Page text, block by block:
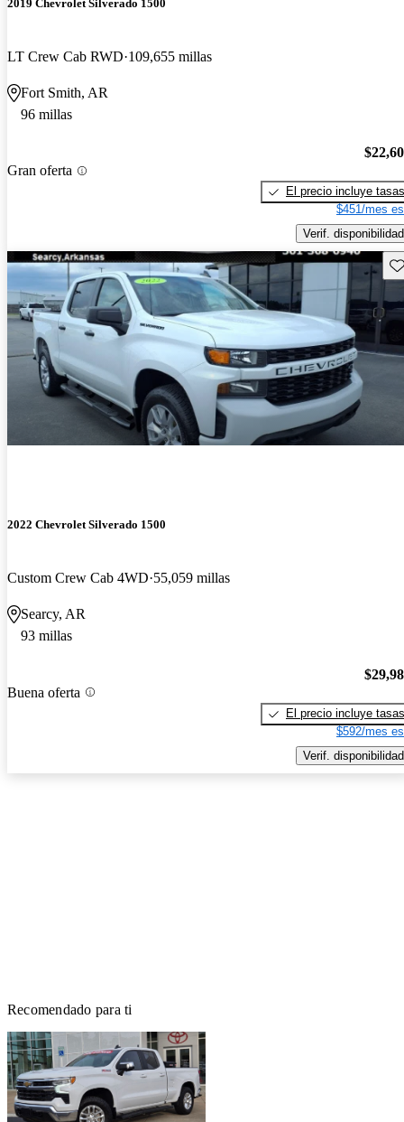
2019 Chevrolet Silverado 1500
LT Crew Cab RWD 109,655 millas
Fort Smith, AR
96 millas
Gran oferta
El precio incluye tasas
$451/mes
Verif. disponibilidad
2022 Chevrolet Silverado 1500
Custom Crew Cab 4WD 55,059 millas
Searcy, AR
93 millas
Buena oferta
El precio incluye tasas
$592/mes
Verif. disponibilidad
Recomendado para ti